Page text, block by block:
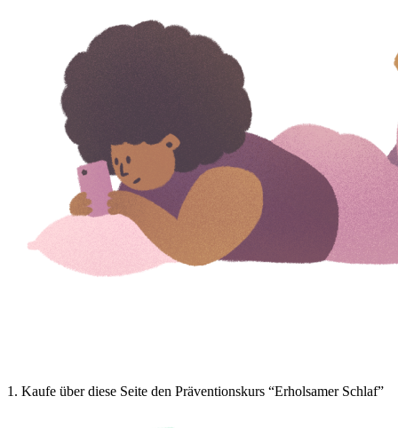
1. Kaufe über diese Seite den Präventionskurs “Erholsamer Schlaf”